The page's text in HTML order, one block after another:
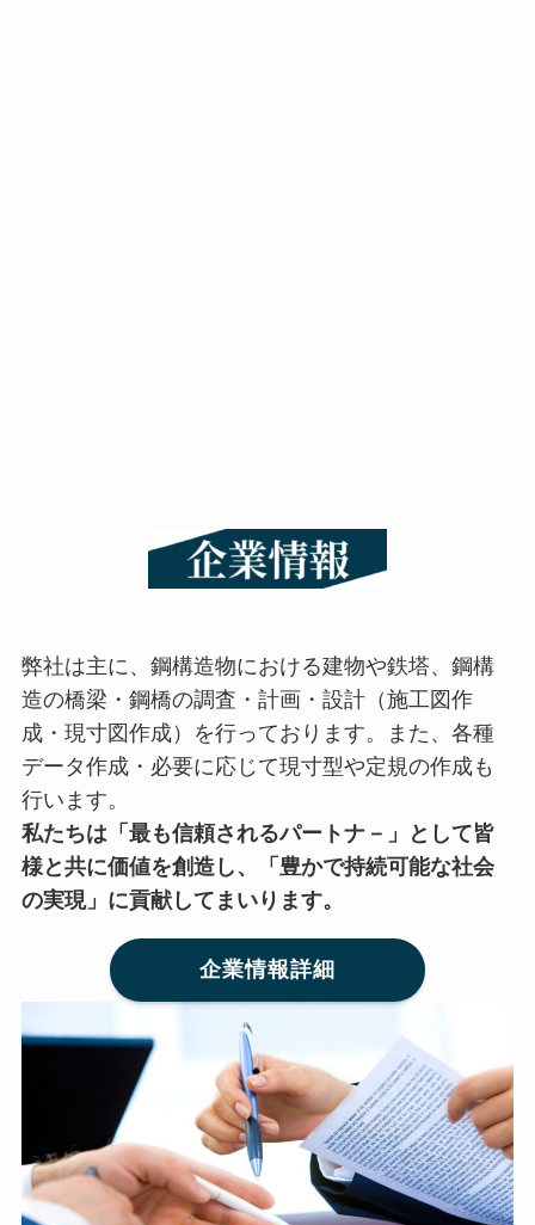
弊社は主に、鋼構造物における建物や鉄塔、鋼構
造の橋梁・鋼橋の調査・計画・設計（施工図作
成・現寸図作成）を行っております。また、各種
データ作成・必要に応じて現寸型や定規の作成も
行います。
私たちは「最も信頼されるパートナ－」として皆
様と共に価値を創造し、「豊かで持続可能な社会
の実現」に貢献してまいります。
企業情報詳細